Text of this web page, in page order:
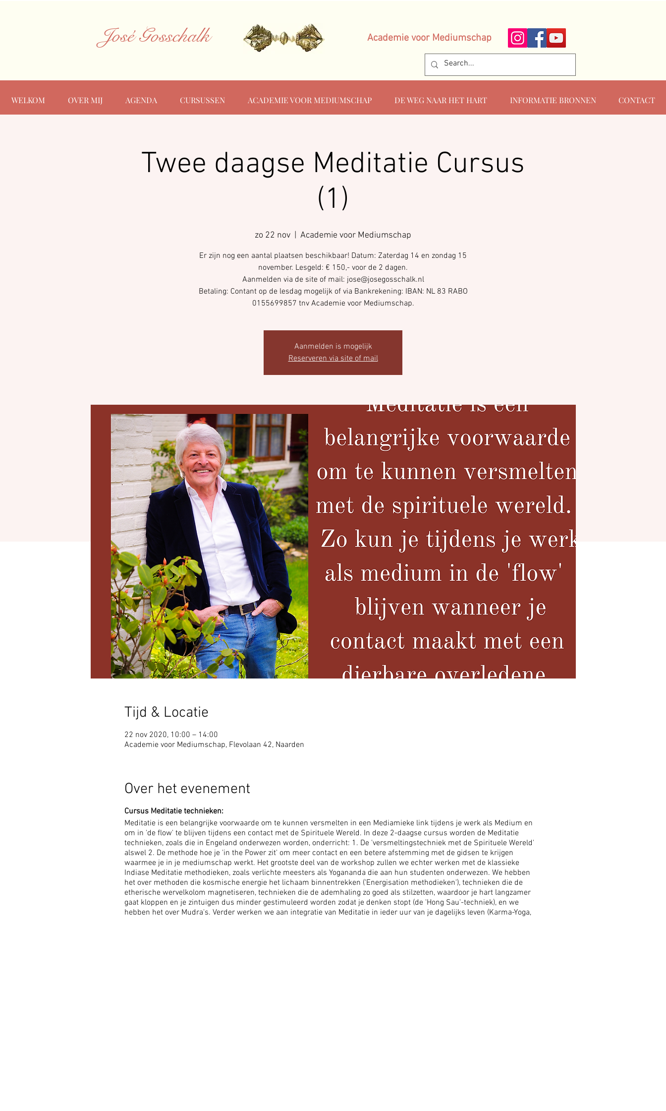
José Gosschalk Academie voor Mediumschap
WELKOM OVER MIJ AGENDA CURSUSSEN ACADEMIE VOOR MEDIUMSCHAP DE WEG NAAR HET HART INFORMATIE BRONNEN CONTACT
Twee daagse Meditatie Cursus
(1)
zo 22 nov Academie voor Mediumschap
Er zijn nog een aantal plaatsen beschikbaar! Datum: Zaterdag 14 en zondag 15
november. Lesgeld: € 150,- voor de 2 dagen.
Aanmelden via de site of mail: jose@josegosschalk.nl
Betaling: Contant op de lesdag mogelijk of via Bankrekening: IBAN: NL 83 RABO
0155699857 tnv Academie voor Mediumschap.
Aanmelden is mogelijk
Reserveren via site of mail
Tijd & Locatie
22 nov 2020, 10:00 – 14:00
Academie voor Mediumschap, Flevolaan 42, Naarden
Over het evenement
Cursus Meditatie technieken:
Meditatie is een belangrijke voorwaarde om te kunnen versmelten in een Mediamieke link tijdens je werk als Medium en
om in 'de flow' te blijven tijdens een contact met de Spirituele Wereld. In deze 2-daagse cursus worden de Meditatie
technieken, zoals die in Engeland onderwezen worden, onderricht: 1. De 'versmeltingstechniek met de Spirituele Wereld'
alswel 2. De methode hoe je 'in the Power zit' om meer contact en een betere afstemming met de gidsen te krijgen
waarmee je in je mediumschap werkt. Het grootste deel van de workshop zullen we echter werken met de klassieke
Indiase Meditatie methodieken, zoals verlichte meesters als Yogananda die aan hun studenten onderwezen. We hebben
het over methoden die kosmische energie het lichaam binnentrekken ('Energisation methodieken'), technieken die de
etherische wervelkolom magnetiseren, technieken die de ademhaling zo goed als stilzetten, waardoor je hart langzamer
gaat kloppen en je zintuigen dus minder gestimuleerd worden zodat je denken stopt (de 'Hong Sau'-techniek), en we
hebben het over Mudra's. Verder werken we aan integratie van Meditatie in ieder uur van je dagelijks leven (Karma-Yoga,